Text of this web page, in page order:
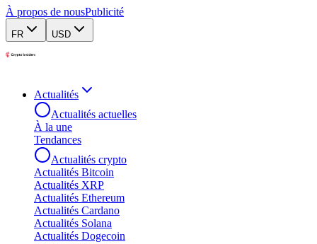
À propos de nousPublicité
FR USD
Actualités
Actualités actuelles
À la une
Tendances
Actualités crypto
Actualités Bitcoin
Actualités XRP
Actualités Ethereum
Actualités Cardano
Actualités Solana
Actualités Dogecoin